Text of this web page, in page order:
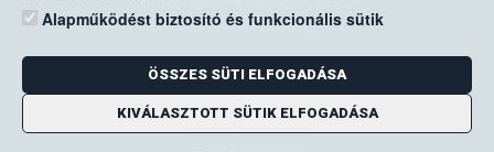
Alapműködést biztosító és funkcionális sütik
ÖSSZES SÜTI ELFOGADÁSA
KIVÁLASZTOTT SÜTIK ELFOGADÁSA
Levelezési cím: 1525 Budapest. Pf. 30.
E-mail:ugyfelszolgalat@nebih.gov.hu
Zöld szám: 06-80/263-244
Telefon: 06-1/ 336-9000